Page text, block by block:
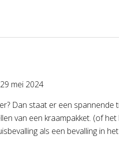
29 mei 2024
Dan staat er een spannende
van een kraampakket. (of
als een bevalling in